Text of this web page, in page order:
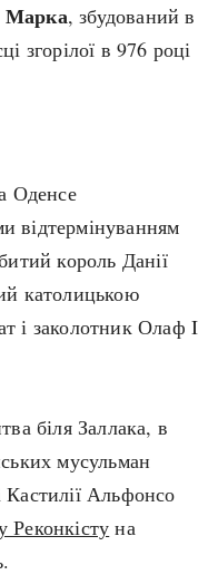
Марка, збудований в
згорілої в 976 році
Оденсе
відтермінуванням
король Данії
католицькою
і заколотник Олаф I
біля Заллака, в
мусульман
Альфонсо
Реконкісту на